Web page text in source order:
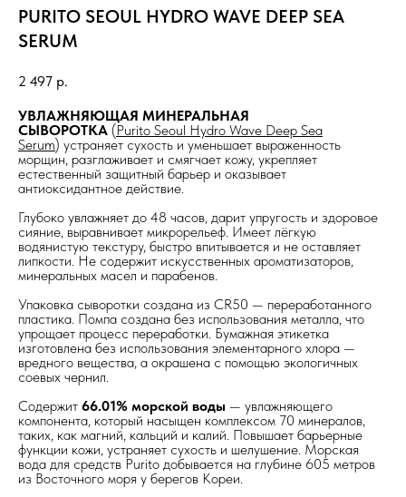
PURITO SEOUL HYDRO WAVE DEEP SEA
SERUM
2 497 р.
УВЛАЖНЯЮЩАЯ МИНЕРАЛЬНАЯ
СЫВОРОТКА (Purito Seoul Hydro Wave Deep Sea
Serum) устраняет сухость и уменьшает выраженность
морщин, разглаживает и смягчает кожу, укрепляет
естественный защитный барьер и оказывает
антиоксидантное действие.
Глубоко увлажняет до 48 часов, дарит упругость и здоровое
сияние, выравнивает микрорельеф. Имеет лёгкую
водянистую текстуру, быстро впитывается и не оставляет
липкости. Не содержит искусственных ароматизаторов,
минеральных масел и парабенов.
Упаковка сыворотки создана из CR50 — переработанного
пластика. Помпа создана без использования металла, что
упрощает процесс переработки. Бумажная этикетка
изготовлена без использования элементарного хлора —
вредного вещества, а окрашена с помощью экологичных
соевых чернил.
Содержит 66.01% морской воды — увлажняющего
компонента, который насыщен комплексом 70 минералов,
таких, как магний, кальций и калий. Повышает барьерные
функции кожи, устраняет сухость и шелушение. Морская
вода для средств Purito добывается на глубине 605 метров
из Восточного моря у берегов Кореи.